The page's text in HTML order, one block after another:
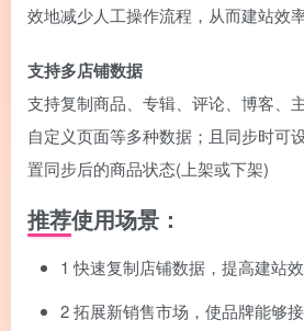
效地减少人工操作流程，从而建站效
支持多店铺数据
支持复制商品、专辑、评论、博客、
自定义页面等多种数据；且同步时可
置同步后的商品状态(上架或下架)
推荐使用场景：
1 快速复制店铺数据，提高建站
2拓展新销售市场，使品牌能够